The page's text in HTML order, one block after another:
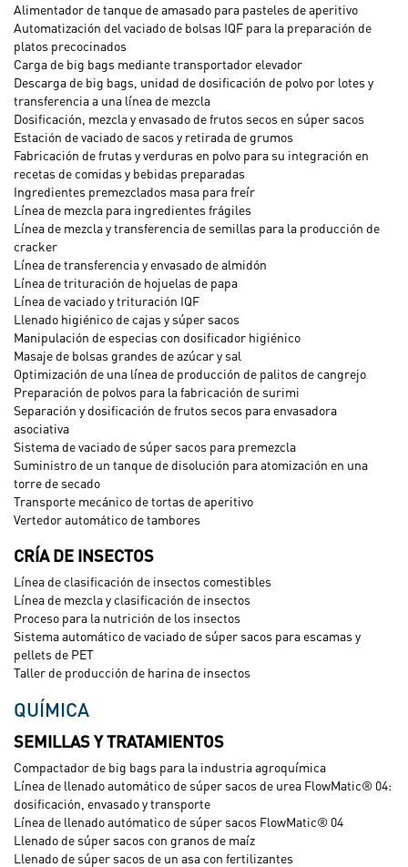
Alimentador de tanque de amasado para pasteles de aperitivo
Automatización del vaciado de bolsas IQF para la preparación de
platos precocinados
Carga de big bags mediante transportador elevador
Descarga de big bags, unidad de dosificación de polvo por lotes y
transferencia a una línea de mezcla
Dosificación, mezcla y envasado de frutos secos en súper sacos
Estación de vaciado de sacos y retirada de grumos
Fabricación de frutas y verduras en polvo para su integración en
recetas de comidas y bebidas preparadas
Ingredientes premezclados masa para freír
Línea de mezcla para ingredientes frágiles
Línea de mezcla y transferencia de semillas para la producción de
cracker
Línea de transferencia y envasado de almidón
Línea de trituración de hojuelas de papa
Línea de vaciado y trituración IQF
Llenado higiénico de cajas y súper sacos
Manipulación de especias con dosificador higiénico
Masaje de bolsas grandes de azúcar y sal
Optimización de una línea de producción de palitos de cangrejo
Preparación de polvos para la fabricación de surimi
Separación y dosificación de frutos secos para envasadora
asociativa
Sistema de vaciado de súper sacos para premezcla
Suministro de un tanque de disolución para atomización en una
torre de secado
Transporte mecánico de tortas de aperitivo
Vertedor automático de tambores
CRÍA DE INSECTOS
Línea de clasificación de insectos comestibles
Línea de mezcla y clasificación de insectos
Proceso para la nutrición de los insectos
Sistema automático de vaciado de súper sacos para escamas y
pellets de PET
Taller de producción de harina de insectos
QUÍMICA
SEMILLAS Y TRATAMIENTOS
Compactador de big bags para la industria agroquímica
Línea de llenado automático de súper sacos de urea FlowMatic® 04:
dosificación, envasado y transporte
Línea de llenado autómatico de súper sacos FlowMatic® 04
Llenado de súper sacos con granos de maíz
Llenado de súper sacos de un asa con fertilizantes